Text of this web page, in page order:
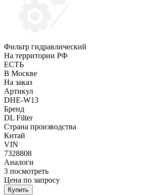
Фильтр гидравлический
На территории РФ
ЕСТЬ
В Москве
На заказ
Артикул
DHE-W13
Бренд
DL Filter
Страна производства
Китай
VIN
7328808
Аналоги
3 посмотреть
Цена по запросу
Купить